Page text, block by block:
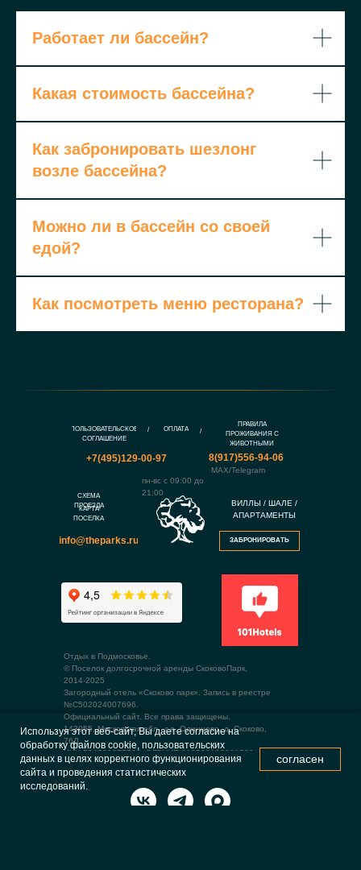
Используя этот веб-сайт, Вы даете согласие на
обработку файлов cookie, пользовательских
данных в целях корректного функционирования
сайта и проведения статистических
исследований.
согласен
Работает ли бассейн?
Какая стоимость бассейна?
Как забронировать шезлонг
возле бассейна?
Можно ли в бассейн со своей
едой?
Как посмотреть меню ресторана?
Отдых в Подмосковье.
© Поселок долгосрочной аренды СкоковоПарк,
2014-2025
Загородный отель «Скоково парк». Запись в реестре
№С502024007696.
Официальный сайт. Все права защищены.
143055, Московская обл., г.о. Одинцово, д. Скоково,
76Д
ИНН 504709077766, ОГРНИП 319508100091799
пн-вс с 09:00 до
21:00
ЗАБРОНИРОВАТЬ
ВИЛЛЫ / ШАЛЕ /
АПАРТАМЕНТЫ
MAX/Telegram
8(917)556-94-06
+7(495)129-00-97
КАРТА
ПОСЕЛКА
СХЕМА
ПРОЕЗДА
ОПЛАТА
/
ПРАВИЛА
ПРОЖИВАНИЯ С
ЖИВОТНЫМИ
/
ПОЛЬЗОВАТЕЛЬСКОЕ
СОГЛАШЕНИЕ
info@theparks.ru